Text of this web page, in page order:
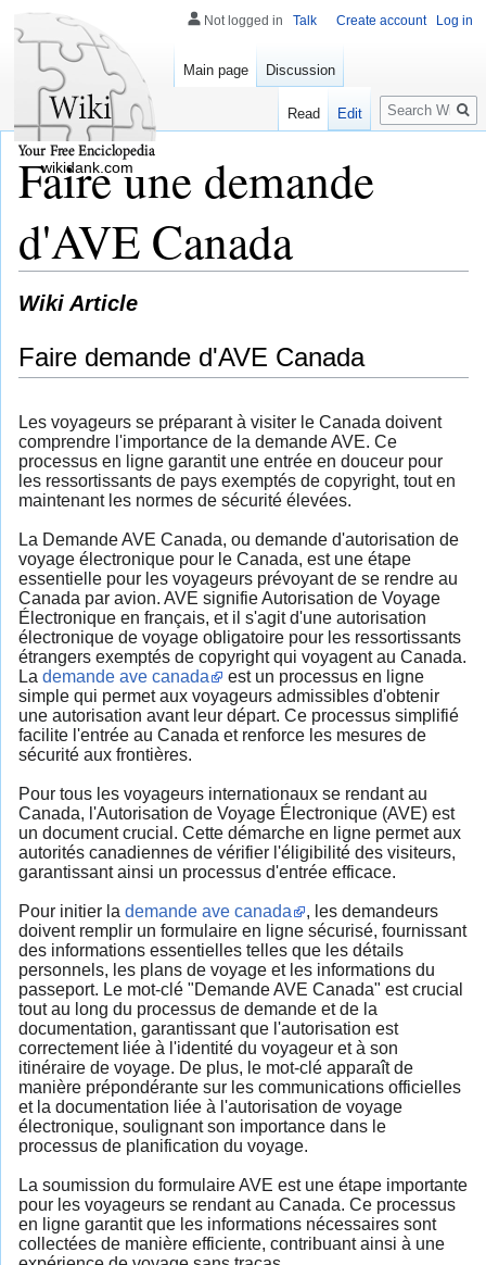
Faire une demande
d'AVE Canada
Wiki Article
Faire demande d'AVE Canada
Les voyageurs se préparant à visiter le Canada doivent
comprendre l'importance de la demande AVE. Ce
processus en ligne garantit une entrée en douceur pour
les ressortissants de pays exemptés de copyright, tout en
maintenant les normes de sécurité élevées.
La Demande AVE Canada, ou demande d'autorisation de
voyage électronique pour le Canada, est une étape
essentielle pour les voyageurs prévoyant de se rendre au
Canada par avion. AVE signifie Autorisation de Voyage
Électronique en français, et il s'agit d'une autorisation
électronique de voyage obligatoire pour les ressortissants
étrangers exemptés de copyright qui voyagent au Canada.
La demande ave canada
est un processus en ligne
simple qui permet aux voyageurs admissibles d'obtenir
une autorisation avant leur départ. Ce processus simplifié
facilite l'entrée au Canada et renforce les mesures de
sécurité aux frontières.
Pour tous les voyageurs internationaux se rendant au
Canada, l'Autorisation de Voyage Électronique (AVE) est
un document crucial. Cette démarche en ligne permet aux
autorités canadiennes de vérifier l'éligibilité des visiteurs,
garantissant ainsi un processus d'entrée efficace.
Pour initier la demande ave canada
, les demandeurs
doivent remplir un formulaire en ligne sécurisé, fournissant
des informations essentielles telles que les détails
personnels, les plans de voyage et les informations du
passeport. Le mot-clé "Demande AVE Canada" est crucial
tout au long du processus de demande et de la
documentation, garantissant que l'autorisation est
correctement liée à l'identité du voyageur et à son
itinéraire de voyage. De plus, le mot-clé apparaît de
manière prépondérante sur les communications officielles
et la documentation liée à l'autorisation de voyage
électronique, soulignant son importance dans le
processus de planification du voyage.
La soumission du formulaire AVE est une étape importante
pour les voyageurs se rendant au Canada. Ce processus
en ligne garantit que les informations nécessaires sont
collectées de manière efficiente, contribuant ainsi à une
Not logged in Talk Create account Log in
Main page Discussion
Read Edit
Search
wikidank.com